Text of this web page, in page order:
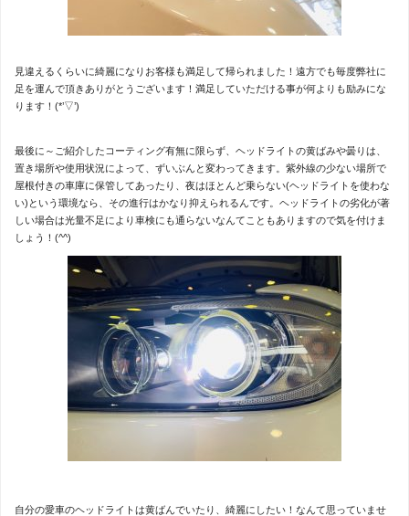
見違えるくらいに綺麗になりお客様も満足して帰られました！遠方でも毎度弊社に
足を運んで頂きありがとうございます！満足していただける事が何よりも励みにな
ります！(*’▽’)
最後に～ご紹介したコーティング有無に限らず、ヘッドライトの黄ばみや曇りは、
置き場所や使用状況によって、ずいぶんと変わってきます。紫外線の少ない場所で
屋根付きの車庫に保管してあったり、夜はほとんど乗らない(ヘッドライトを使わな
い)という環境なら、その進行はかなり抑えられるんです。ヘッドライトの劣化が著
しい場合は光量不足により車検にも通らないなんてこともありますので気を付けま
しょう！(^^)
自分の愛車のヘッドライトは黄ばんでいたり、綺麗にしたい！なんて思っていませ